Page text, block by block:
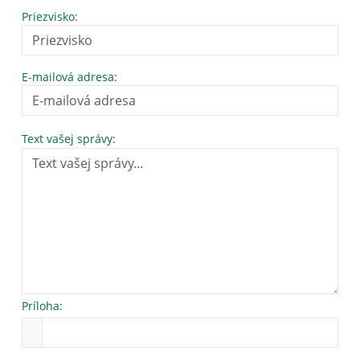
Priezvisko:
E-mailová adresa:
Text vašej správy:
Príloha: